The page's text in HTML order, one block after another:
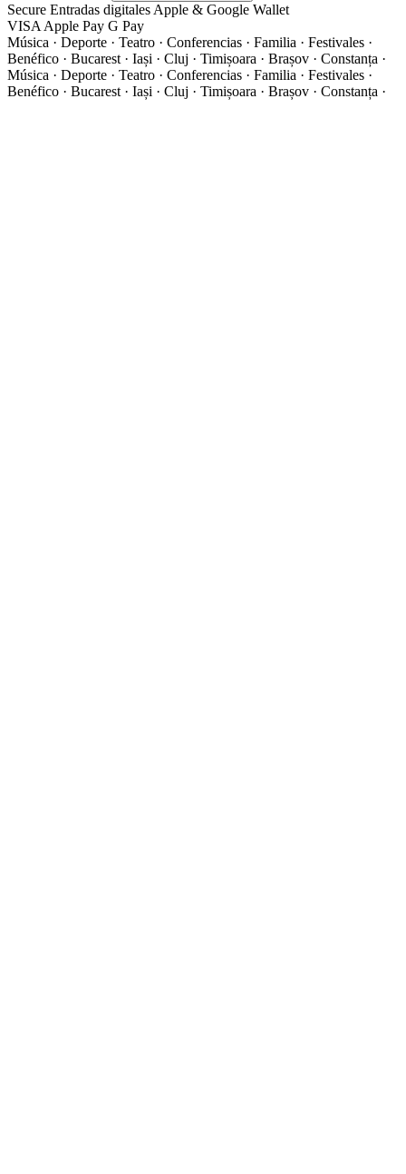
Secure Entradas digitales Apple & Google Wallet
VISA Apple Pay G Pay
Música · Deporte · Teatro · Conferencias · Familia · Festivales ·
Benéfico · Bucarest · Iași · Cluj · Timișoara · Brașov · Constanța ·
Música · Deporte · Teatro · Conferencias · Familia · Festivales ·
Benéfico · Bucarest · Iași · Cluj · Timișoara · Brașov · Constanța ·